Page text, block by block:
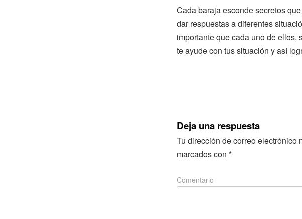
Cada baraja esconde secretos
dar respuestas a diferentes
importante que cada uno de
te ayude con tus situación y así
Deja una respuesta
Tu dirección de correo electrónico
marcados con *
Comentario